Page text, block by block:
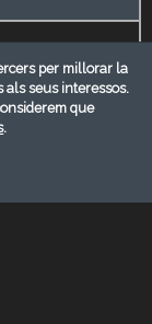
per millorar la
als seus interessos.
que
.